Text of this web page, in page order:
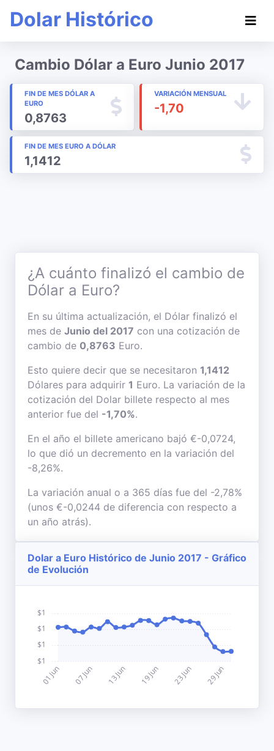
Dolar Histórico
Cambio Dólar a Euro Junio 2017
FIN DE MES DÓLAR A
EURO
0,8763
VARIACIÓN MENSUAL
-1,70
FIN DE MES EURO A DÓLAR
1,1412
¿A cuánto finalizó el cambio de
Dólar a Euro?
En su última actualización, el Dólar finalizó el
mes de Junio del 2017 con una cotización de
cambio de 0,8763 Euro.
Esto quiere decir que se necesitaron 1,1412
Dólares para adquirir 1 Euro. La variación de la
cotización del Dolar billete respecto al mes
anterior fue del -1,70%.
En el año el billete americano bajó €-0,0724,
lo que dió un decremento en la variación del
-8,26%.
La variación anual o a 365 días fue del -2,78%
(unos €-0,0244 de diferencia con respecto a
un año atrás).
Dolar a Euro Histórico de Junio 2017 - Gráfico
de Evolución